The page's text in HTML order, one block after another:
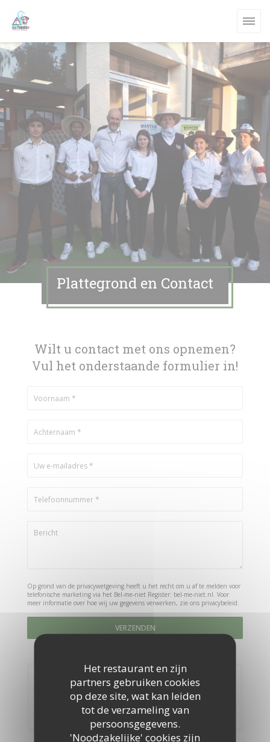
Het restaurant en zijn
partners gebruiken cookies
op deze site, wat kan leiden
tot de verzameling van
persoonsgegevens.
'Noodzakelijke' cookies zijn
Plattegrond en Contact
Wilt u contact met ons opnemen?
Vul het onderstaande formulier in!
Op grond van de privacywetgeving heeft u het recht om u af te melden voor
telefonische marketing via het Bel-me-niet Register: bel-me-niet.nl. Voor
meer informatie over hoe wij uw gegevens verwerken, zie ons privacybeleid.
Reservering
RESERVEER EEN TAFEL